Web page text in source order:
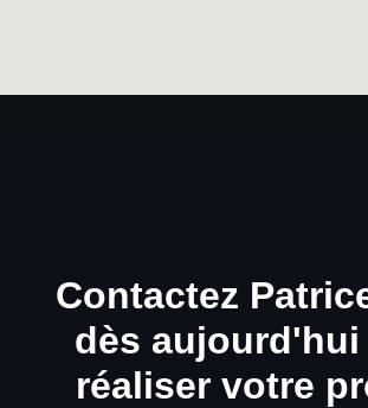
Contactez
dès
réaliser votre